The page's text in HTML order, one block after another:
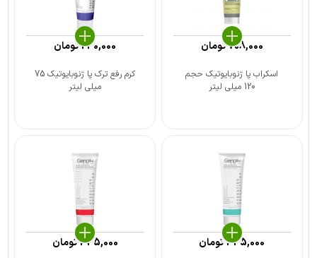
اسکراب پا ژنوبایوتیک حجم
120 میلی لیتر
708,000تومان
کرم رفع ترک پا ژنوبایوتیک 75
میلی لیتر
230,000تومان
345,000تومان 345,000تومان